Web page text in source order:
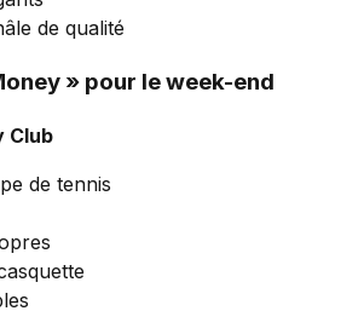
de qualité
» pour le week-end
Club
de tennis